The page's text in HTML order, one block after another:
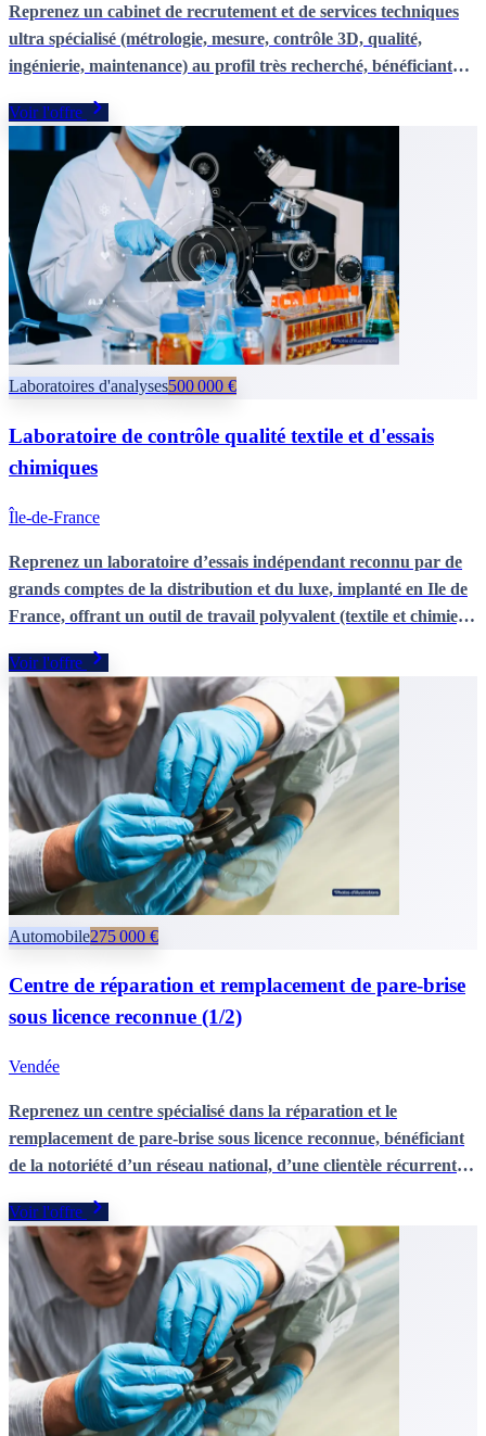
Reprenez un cabinet de recrutement et de services techniques
ultra spécialisé (métrologie, mesure, contrôle 3D, qualité,
ingénierie, maintenance) au profil très recherché, bénéficiant
structure quasi nulles. Une opportunité rare et clé en main,
idéale pour un dirigeant ou un groupe souhaitant se positionner
sur un marché pénurique en pleine croissance, avec une
trésorerie confortable et sans dette.
Voir l'offre
Laboratoires d'analyses500 000 €
Laboratoire de contrôle qualité textile et d'essais
chimiques
Île-de-France
Reprenez un laboratoire d’essais indépendant reconnu par de
grands comptes de la distribution et du luxe, implanté en Ile de
France, offrant un outil de travail polyvalent (textile et chimie)
grâce à un parc d’équipements déjà opérationnel.
Voir l'offre
Automobile275 000 €
Centre de réparation et remplacement de pare-brise
sous licence reconnue (1/2)
Vendée
Reprenez un centre spécialisé dans la réparation et le
remplacement de pare-brise sous licence reconnue, bénéficiant
de la notoriété d’un réseau national, d’une clientèle récurrente
Voir l'offre